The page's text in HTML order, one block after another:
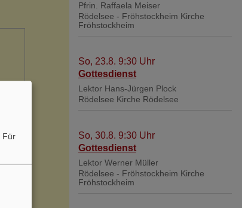
Pfrin. Raffaela Meiser
Rödelsee - Fröhstockheim Kirche
Fröhstockheim
So, 23.8. 9:30 Uhr
Gottesdienst
Lektor Hans-Jürgen Plock
Rödelsee Kirche Rödelsee
So, 30.8. 9:30 Uhr
Gottesdienst
Lektor Werner Müller
Rödelsee - Fröhstockheim Kirche
Fröhstockheim
Für